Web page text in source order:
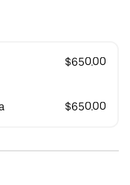
$650.00
$650.00